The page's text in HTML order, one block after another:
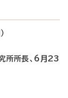
所所長、6月23